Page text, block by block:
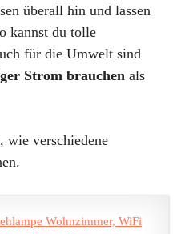
überall hin und lassen
kannst du tolle
für die Umwelt sind
Strom brauchen als
wie verschiedene